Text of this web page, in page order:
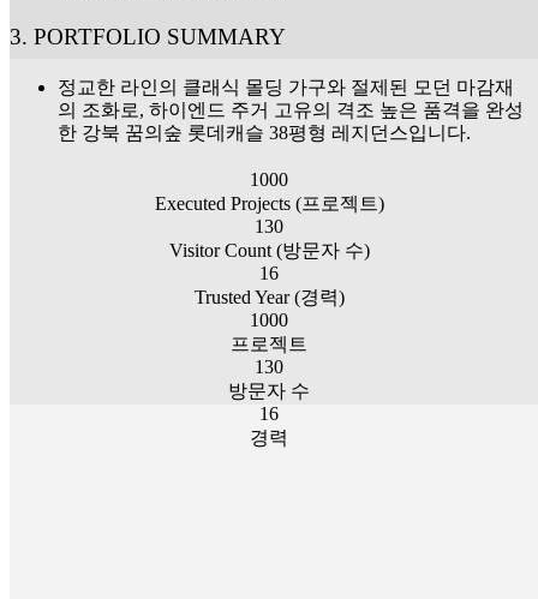
3. PORTFOLIO SUMMARY
정교한 라인의 클래식 몰딩 가구와 절제된 모던 마감재
의 조화로, 하이엔드 주거 고유의 격조 높은 품격을 완성
한 강북 꿈의숲 롯데캐슬 38평형 레지던스입니다.
1000
Executed Projects (프로젝트)
130
Visitor Count (방문자 수)
16
Trusted Year (경력)
1000
프로젝트
130
방문자 수
16
경력